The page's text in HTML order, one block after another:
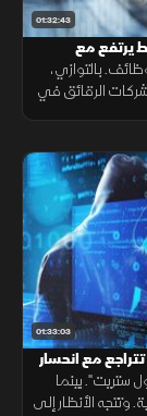
01:32:43
يرتفع مع
بالتوازي،
شركات الرقائق في
01:33:03
مع انحسار
ستريت". بينما
وتتجه الأنظار إلى